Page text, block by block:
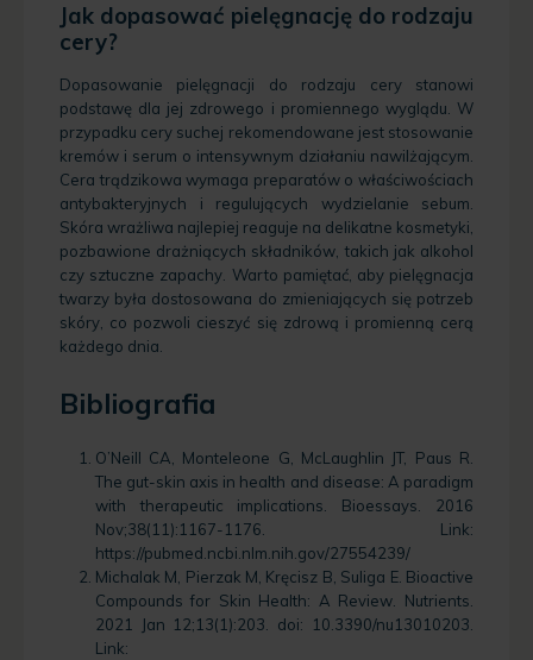
Jak dopasować pielęgnację do rodzaju
cery?
Dopasowanie pielęgnacji do rodzaju cery stanowi
podstawę dla jej zdrowego i promiennego wyglądu. W
przypadku cery suchej rekomendowane jest stosowanie
kremów i serum o intensywnym działaniu nawilżającym.
Cera trądzikowa wymaga preparatów o właściwościach
antybakteryjnych i regulujących wydzielanie sebum.
Skóra wrażliwa najlepiej reaguje na delikatne kosmetyki,
pozbawione drażniących składników, takich jak alkohol
czy sztuczne zapachy. Warto pamiętać, aby pielęgnacja
twarzy była dostosowana do zmieniających się potrzeb
skóry, co pozwoli cieszyć się zdrową i promienną cerą
każdego dnia.
Bibliografia
O’Neill CA, Monteleone G, McLaughlin JT, Paus R.
The gut-skin axis in health and disease: A paradigm
with therapeutic implications. Bioessays. 2016
Nov;38(11):1167-1176. Link:
https://pubmed.ncbi.nlm.nih.gov/27554239/
Michalak M, Pierzak M, Kręcisz B, Suliga E. Bioactive
Compounds for Skin Health: A Review. Nutrients.
2021 Jan 12;13(1):203. doi: 10.3390/nu13010203.
Link: